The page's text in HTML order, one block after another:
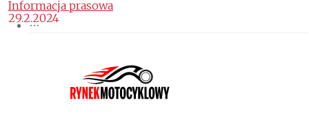
Informacja prasowa
29.2.2024